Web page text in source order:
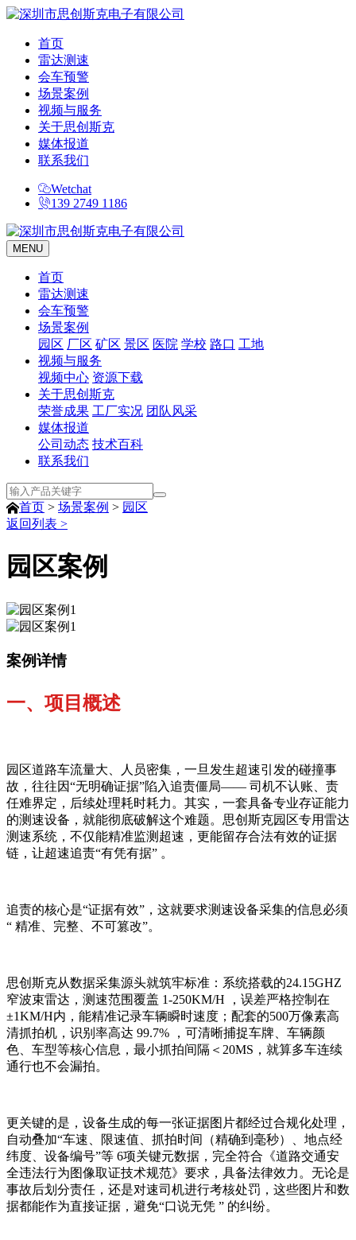
首页
雷达测速
会车预警
场景案例
视频与服务
关于思创斯克
媒体报道
联系我们
Wetchat
139 2749 1186
MENU
首页
雷达测速
会车预警
场景案例
园区 厂区 矿区 景区 医院 学校 路口 工地
视频与服务
视频中心 资源下载
关于思创斯克
荣誉成果 工厂实况 团队风采
媒体报道
公司动态 技术百科
联系我们
首页 > 场景案例 > 园区
返回列表 >
园区案例
案例详情
一、项目概述
园区道路车流量大、人员密集，一旦发生超速引发的碰撞事
故，往往因“无明确证据”陷入追责僵局—— 司机不认账、责
任难界定，后续处理耗时耗力。其实，一套具备专业存证能力
的测速设备，就能彻底破解这个难题。思创斯克园区专用雷达
测速系统，不仅能精准监测超速，更能留存合法有效的证据
链，让超速追责“有凭有据” 。
追责的核心是“证据有效”，这就要求测速设备采集的信息必须
“ 精准、完整、不可篡改”。
思创斯克从数据采集源头就筑牢标准：系统搭载的24.15GHZ
窄波束雷达，测速范围覆盖 1-250KM/H ，误差严格控制在
±1KM/H内，能精准记录车辆瞬时速度；配套的500万像素高
清抓拍机，识别率高达 99.7% ，可清晰捕捉车牌、车辆颜
色、车型等核心信息，最小抓拍间隔＜20MS，就算多车连续
通行也不会漏拍。
更关键的是，设备生成的每一张证据图片都经过合规化处理，
自动叠加“车速、限速值、抓拍时间（精确到毫秒）、地点经
纬度、设备编号”等 6项关键元数据，完全符合《道路交通安
全违法行为图像取证技术规范》要求，具备法律效力。无论是
事故后划分责任，还是对速司机进行考核处罚，这些图片和数
据都能作为直接证据，避免“口说无凭 ” 的纠纷。